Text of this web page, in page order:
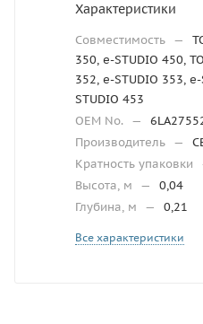
Характеристики
Совместимость —
350, e-STUDIO 450,
352, e-STUDIO 353,
STUDIO 453
OEM No.
—
Производитель —
Кратность упаковки
Высота, м
—
0,04
Глубина, м
— 0,21
Все характеристики